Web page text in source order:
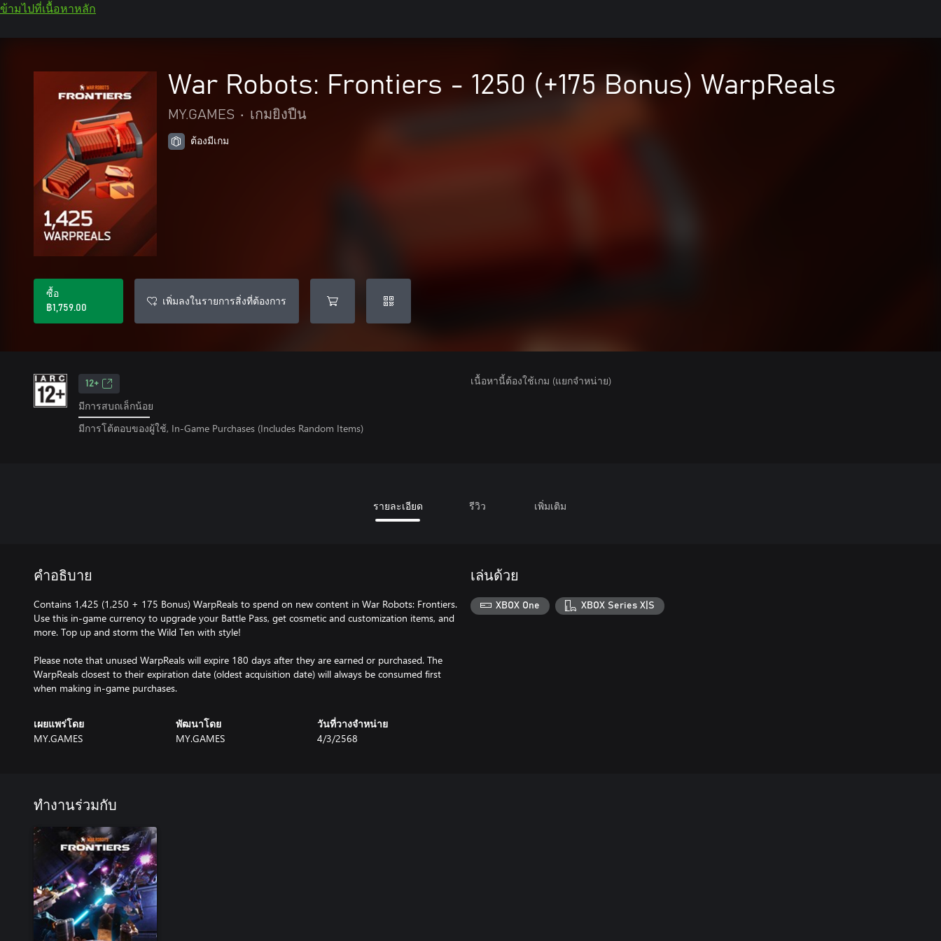
ข้ามไปที่เนื้อหาหลัก
War Robots: Frontiers - 1250 (+175 Bonus) WarpReals
MY.GAMES • เกมยิงปืน
ต้องมีเกม
ซื้อ
฿1,759.00
เพิ่มลงในรายการสิ่งที่ต้องการ
12+
มีการสบถเล็กน้อย
มีการโต้ตอบของผู้ใช้, In-Game Purchases (Includes Random Items)
เนื้อหานี้ต้องใช้เกม (แยกจำหน่าย)
รายละเอียด รีวิว เพิ่มเติม
คำอธิบาย
Contains 1,425 (1,250 + 175 Bonus) WarpReals to spend on new content in War Robots: Frontiers.
Use this in-game currency to upgrade your Battle Pass, get cosmetic and customization items, and
more. Top up and storm the Wild Ten with style!
Please note that unused WarpReals will expire 180 days after they are earned or purchased. The
WarpReals closest to their expiration date (oldest acquisition date) will always be consumed first
when making in-game purchases.
เผยแพร่โดย
MY.GAMES
พัฒนาโดย
MY.GAMES
วันที่วางจำหน่าย
4/3/2568
เล่นด้วย
XBOX One XBOX Series X|S
ทำงานร่วมกับ